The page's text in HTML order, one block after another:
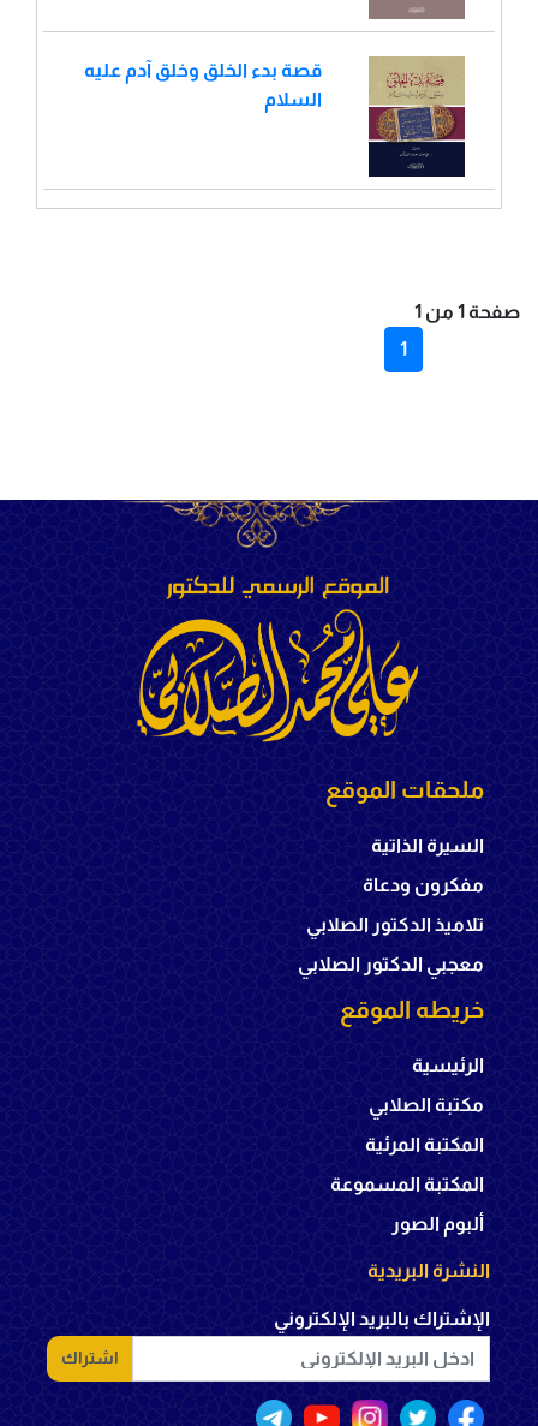
قصة بدء الخلق وخلق آدم عليه
السلام
صفحة 1 من 1
1
ملحقات الموقع
السيرة الذاتية
مفكرون ودعاة
تلاميذ الدكتور الصلابي
معجبي الدكتور الصلابي
خريطه الموقع
الرئيسية
مكتبة الصلابي
المكتبة المرئية
المكتبة المسموعة
ألبوم الصور
النشرة البريدية
الإشتراك بالبريد الإلكتروني
اشتراك